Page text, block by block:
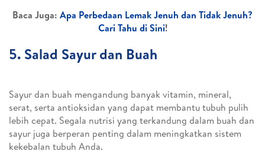
Baca Juga: Apa Perbedaan Lemak Jenuh dan Tidak Jenuh?
Cari Tahu di Sini!
5. Salad Sayur dan Buah
Sayur dan buah mengandung banyak vitamin, mineral,
serat, serta antioksidan yang dapat membantu tubuh pulih
lebih cepat. Segala nutrisi yang terkandung dalam buah dan
sayur juga berperan penting dalam meningkatkan sistem
kekebalan tubuh Anda.